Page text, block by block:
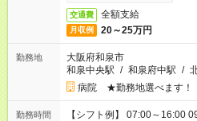
交通費 全額支給
月収例 20～25万円
勤務地
大阪府和泉市
和泉中央駅 / 和泉府中駅 /
病院 ★勤務地選べます！
勤務時間
【シフト例】 07:00～16:00